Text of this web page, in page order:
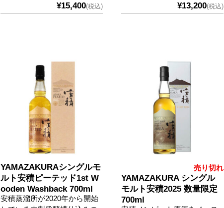
¥15,400(税込) ¥13,200(税込)
YAMAZAKURAシングルモ
ルト安積ピーテッド1st W
ooden Washback 700ml
安積蒸溜所が2020年から開始
売り切れ
YAMAZAKURA シングル
モルト安積2025 数量限定
700ml